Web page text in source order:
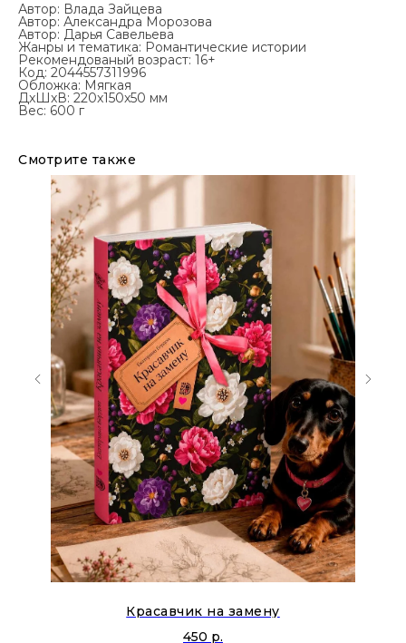
Автор: Влада Зайцева
Автор: Александра Морозова
Автор: Дарья Савельева
Жанры и тематика: Романтические истории
Рекомендованый возраст: 16+
Код: 2044557311996
Обложка: Мягкая
ДxШxВ: 220x150x50 мм
Вес: 600 г
Смотрите также
Красавчик на замену
450 р.